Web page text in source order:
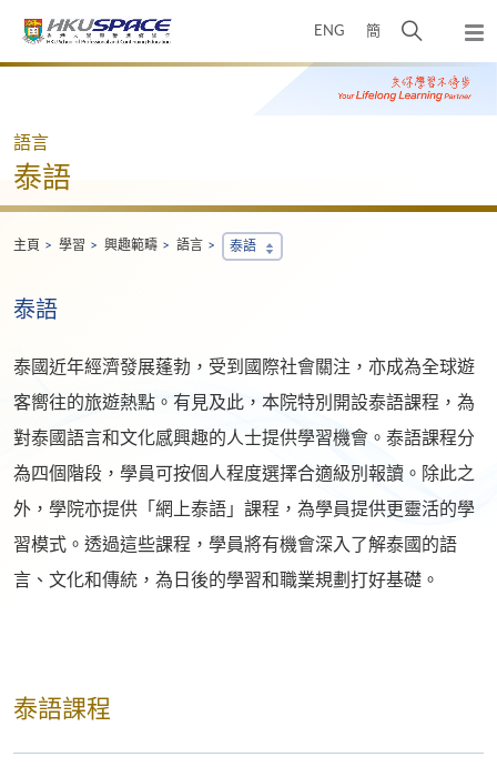
ENG 簡
開
搜
尋
彈
出
主
Main
語言
泰語
主頁 學習 興趣範疇 語言 泰語
泰語
泰國近年經濟發展蓬勃，受到國際社會關注，亦成為全球遊
客嚮往的旅遊熱點。有見及此，本院特別開設泰語課程，為
對泰國語言和文化感興趣的人士提供學習機會。泰語課程分
為四個階段，學員可按個人程度選擇合適級別報讀。除此之
外，學院亦提供「網上泰語」課程，為學員提供更靈活的學
習模式。透過這些課程，學員將有機會深入了解泰國的語
言、文化和傳統，為日後的學習和職業規劃打好基礎。
泰語課程